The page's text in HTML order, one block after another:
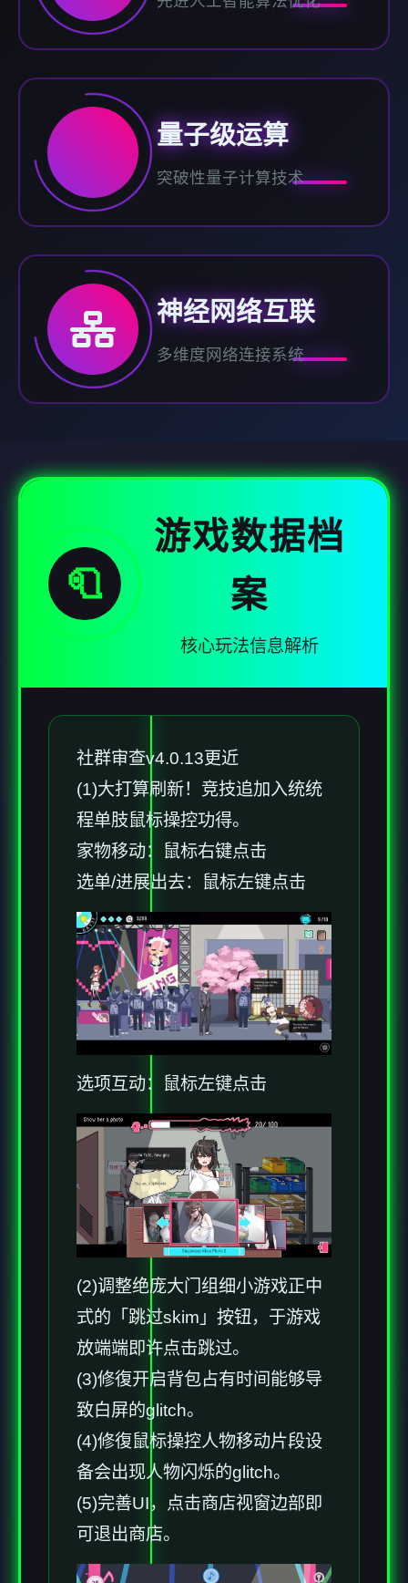
量子级运算
突破性量子计算技术
神经网络互联
多维度网络连接系统
🧻
游戏数据档
案
核心玩法信息解析
社群审查v4.0.13更近
(1)大打算刷新！竞技追加入统统
程单肢鼠标操控功得。
家物移动：鼠标右键点击
选单/进展出去：鼠标左键点击
选项互动：鼠标左键点击
(2)调整绝庞大门组细小游戏正中
式的「跳过skim」按钮，于游戏
放端端即许点击跳过。
(3)修復开启背包占有时间能够导
致白屏的glitch。
(4)修復鼠标操控人物移动片段设
备会出现人物闪烁的glitch。
(5)完善UI，点击商店视窗边部即
可退出商店。